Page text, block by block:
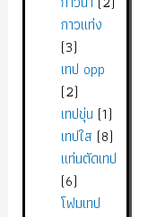
กาวแท่ง
3
เทป opp
2
เทปขุ่น 1
เทปใส 8
แท่นตัดเทป
6
โฟมเทป